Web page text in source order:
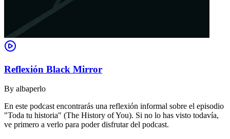
Reflexión Black Mirror
By albaperlo
En este podcast encontrarás una reflexión informal sobre el episodio
"Toda tu historia" (The History of You). Si no lo has visto todavía,
ve primero a verlo para poder disfrutar del podcast.